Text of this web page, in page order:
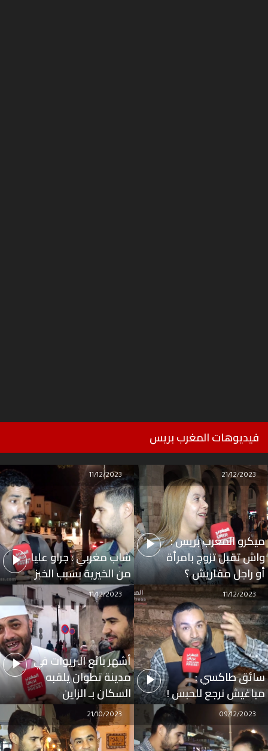
فيديوهات المغرب بريس
ميكرو المغرب بريس :
واش تقبل تزوج بامرأة
أو راجل مقاريش ؟
21/12/2023
شاب مغربي : جراو عليا
من الخيرية بسبب الخبز
11/12/2023
سائق طاكسي :
مباغيش نرجع للحبس !
11/12/2023
أشهر بائع البريوات في
مدينة تطوان يلقبه
السكان بـ الزاين
11/12/2023
09/12/2023
21/10/2023